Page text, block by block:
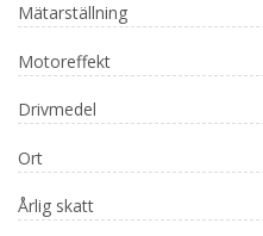
Mätarställning
Motoreffekt
Drivmedel
Ort
Årlig skatt